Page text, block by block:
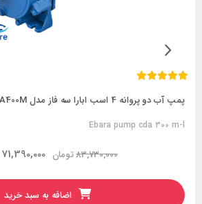
پمپ آب دو پروانه 4 اسب ابارا سه فاز مدل CDA400M
Ebara pump cda 300 m-l
تومان83,730,000
71,390,000
اضافه به سبد خرید